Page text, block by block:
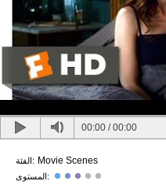
00:00 /00:00
الفئة: Movie Scenes
المستوى: